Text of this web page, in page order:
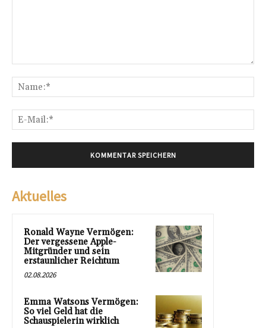
Aktuelles
Ronald Wayne Vermögen:
Der vergessene Apple-
Mitgründer und sein
erstaunlicher Reichtum
02.08.2026
Emma Watsons Vermögen:
So viel Geld hat die
Schauspielerin wirklich